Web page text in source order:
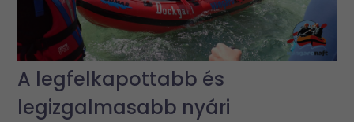
A legfelkapottabb és
legizgalmasabb nyári